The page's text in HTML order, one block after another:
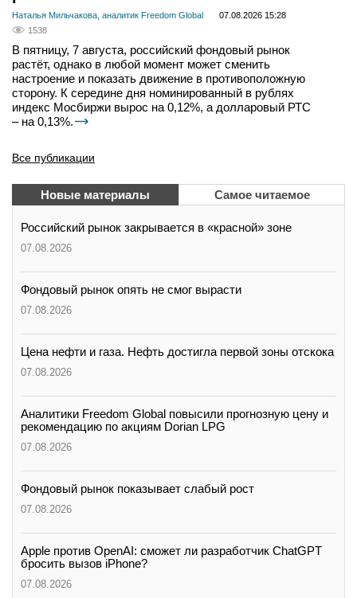
Наталья Мильчакова, аналитик Freedom Global
07.08.2026 15:28
1538
В пятницу, 7 августа, российский фондовый рынок
растёт, однако в любой момент может сменить
настроение и показать движение в противоположную
сторону. К середине дня номинированный в рублях
индекс Мосбиржи вырос на 0,12%, а долларовый РТС
– на 0,13%.
Все публикации
Новые материалы Самое читаемое
Российский рынок закрывается в «красной» зоне
07.08.2026
Фондовый рынок опять не смог вырасти
07.08.2026
Цена нефти и газа. Нефть достигла первой зоны отскока
07.08.2026
Аналитики Freedom Global повысили прогнозную цену и
рекомендацию по акциям Dorian LPG
07.08.2026
Фондовый рынок показывает слабый рост
07.08.2026
Apple против OpenAI: сможет ли разработчик ChatGPT
бросить вызов iPhone?
07.08.2026